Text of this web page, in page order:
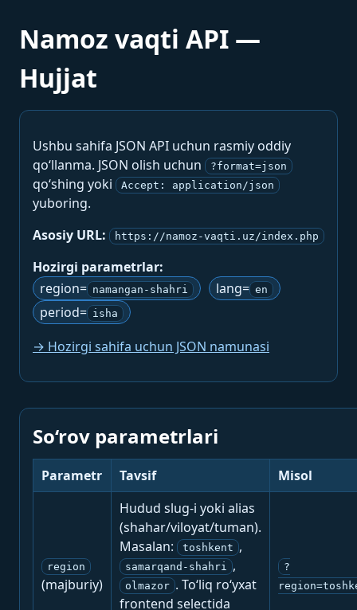
Namoz vaqti API —
Hujjat
Ushbu sahifa JSON API uchun rasmiy oddiy
qo‘llanma. JSON olish uchun
?format=json
qo‘shing yoki Accept: application/json
yuboring.
Asosiy URL:
https://namoz-vaqti.uz/index.php
Hozirgi parametrlar:
region= namangan-shahri lang= en
period= isha
→ Hozirgi sahifa uchun JSON namunasi
So‘rov parametrlari
Parametr Tavsif Misol
region
(majburiy)
Hudud slug-i yoki alias
(shahar/viloyat/tuman).
Masalan:
toshkent ,
samarqand-shahri ,
olmazor . To‘liq ro‘yxat
frontend selectida
?